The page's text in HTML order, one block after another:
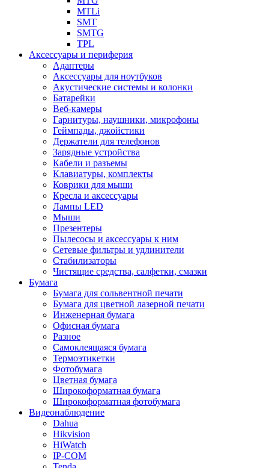
MTLi
SMT
SMTG
TPL
Аксессуары и периферия
Адаптеры
Аксессуары для ноутбуков
Акустические системы и колонки
Батарейки
Веб-камеры
Гарнитуры, наушники, микрофоны
Геймпады, джойстики
Держатели для телефонов
Зарядные устройства
Кабели и разъемы
Клавиатуры, комплекты
Коврики для мыши
Кресла и аксессуары
Лампы LED
Мыши
Презентеры
Пылесосы и аксессуары к ним
Сетевые фильтры и удлинители
Стабилизаторы
Чистящие средства, салфетки, смазки
Бумага
Бумага для сольвентной печати
Бумага для цветной лазерной печати
Инженерная бумага
Офисная бумага
Разное
Самоклеящаяся бумага
Термоэтикетки
Фотобумага
Цветная бумага
Широкоформатная бумага
Широкоформатная фотобумага
Видеонаблюдение
Dahua
Hikvision
HiWatch
IP-COM